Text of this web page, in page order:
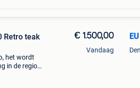
het wordt
in de regio
€ 1.500,00
Vandaag